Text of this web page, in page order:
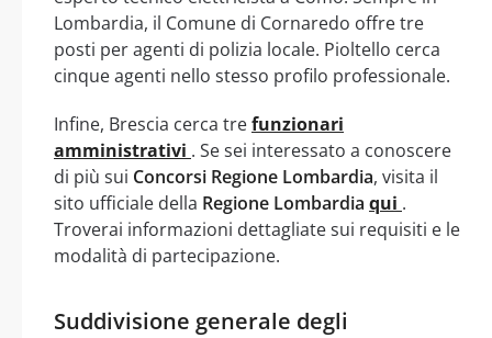
Lombardia, il Comune di Cornaredo offre tre
posti per agenti di polizia locale. Pioltello cerca
cinque agenti nello stesso profilo professionale.
Infine, Brescia cerca trefunzionari
amministrativi . Se sei interessato a conoscere
di più sui Concorsi Regione Lombardia, visita il
sito ufficiale della Regione Lombardia qui .
Troverai informazioni dettagliate sui requisiti e le
modalità di partecipazione.
Suddivisione generale degli